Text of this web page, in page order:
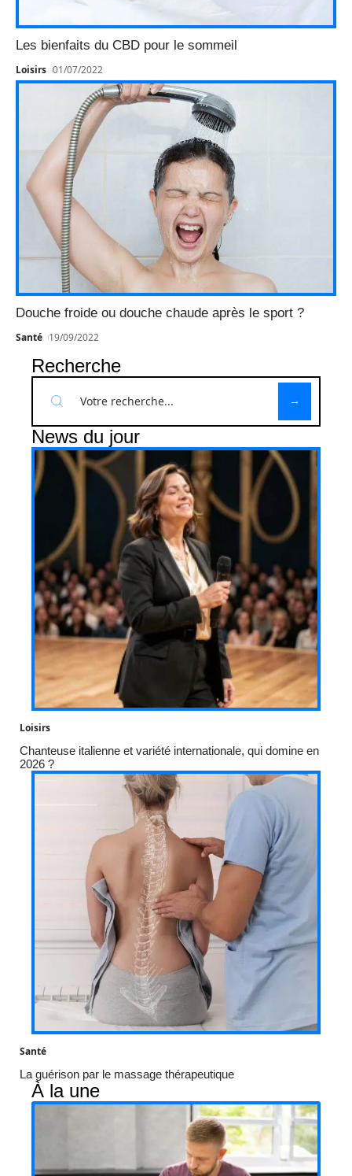
Les bienfaits du CBD pour le sommeil
Loisirs 01/07/2022
Douche froide ou douche chaude après le sport ?
Santé 19/09/2022
Recherche
News du jour
Loisirs
Chanteuse italienne et variété internationale, qui domine en
2026 ?
Santé
La guérison par le massage thérapeutique
À la une